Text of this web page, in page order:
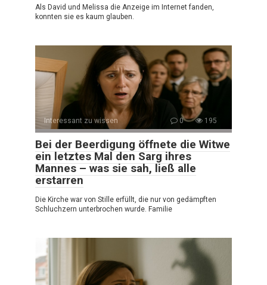
Als David und Melissa die Anzeige im Internet fanden,
konnten sie es kaum glauben.
Interessant zu wissen 0 195
Bei der Beerdigung öffnete die Witwe
ein letztes Mal den Sarg ihres
Mannes – was sie sah, ließ alle
erstarren
Die Kirche war von Stille erfüllt, die nur von gedämpften
Schluchzern unterbrochen wurde. Familie